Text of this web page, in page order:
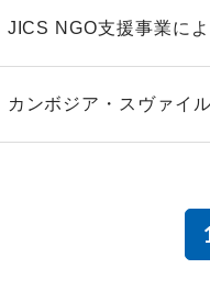
JICS NGO支援事業に
カンボジア・スヴァイ